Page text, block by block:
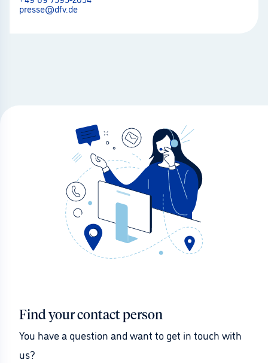
presse@dfv.de
Find your contact person
You have a question and want to get in touch with
us?